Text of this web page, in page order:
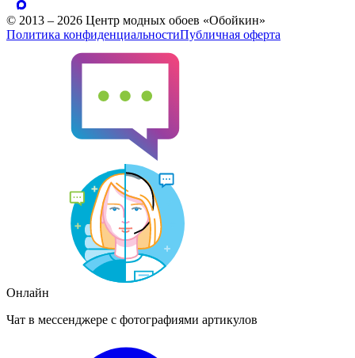
© 2013 – 2026 Центр модных обоев «Обойкин»
Политика конфиденциальностиПубличная оферта
Онлайн
Чат в мессенджере с фотографиями артикулов